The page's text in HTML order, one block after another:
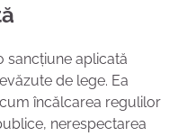
sancțiune aplicată
de lege. Ea
încălcarea regulilor
nerespectarea